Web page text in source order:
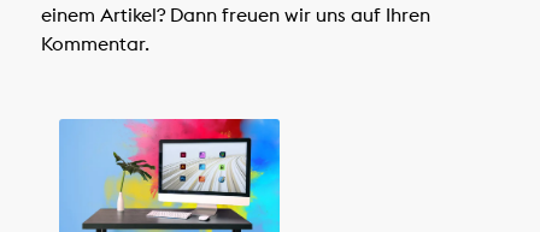
einem Artikel? Dann freuen wir uns auf Ihren
Kommentar.